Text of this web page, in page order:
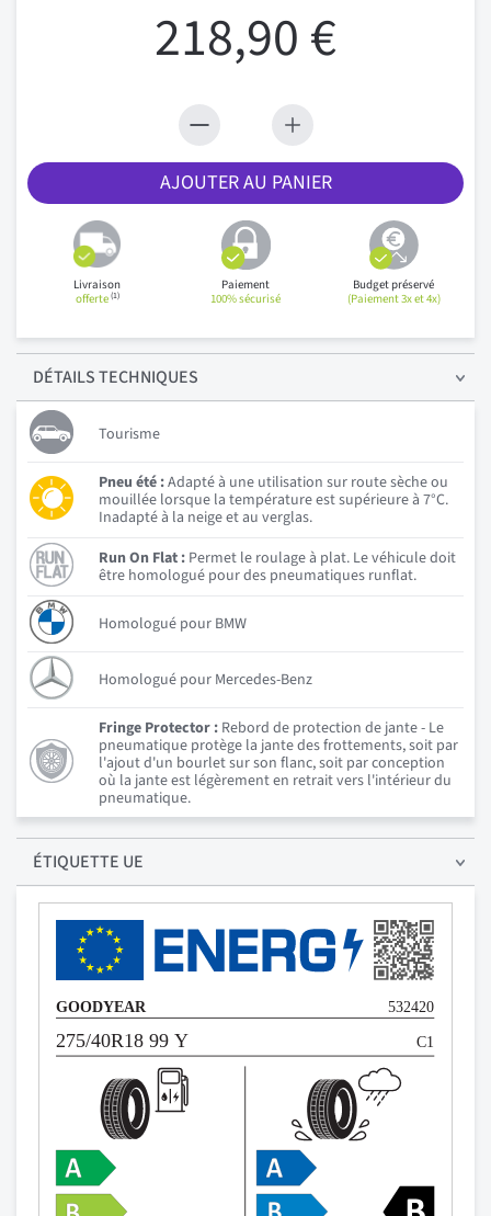
218,90 €
AJOUTER AU PANIER
Livraison
offerte(1)
Paiement
100% sécurisé
Budget préservé
(Paiement 3x et 4x)
DÉTAILSTECHNIQUES
Tourisme
Pneu été :Adapté à une utilisation sur route sèche ou
mouillée lorsque la température est supérieure à 7°C.
Inadapté à la neige et au verglas.
Run On Flat : Permet le roulage à plat. Le véhicule doit
être homologué pour des pneumatiques runflat.
Homologué pour BMW
Homologué pour Mercedes-Benz
Fringe Protector : Rebord de protection de jante - Le
pneumatique protège la jante des frottements, soit par
l'ajout d'un bourlet sur son flanc, soit par conception
où la jante est légèrement en retrait vers l'intérieur du
pneumatique.
ÉTIQUETTE UE